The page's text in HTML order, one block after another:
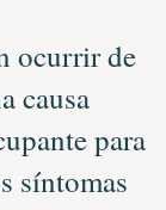
ocurrir de
causa
para
síntomas